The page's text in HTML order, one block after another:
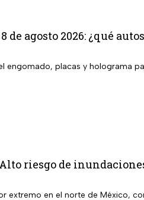
de agosto 2026: ¿qué
engomado, placas y holograma
riesgo de
extremo en el norte de México,